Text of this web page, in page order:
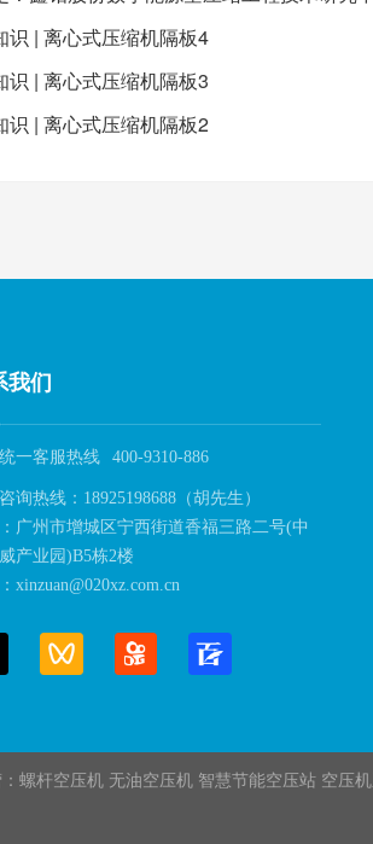
识 | 离心式压缩机隔板4
识 | 离心式压缩机隔板3
识 | 离心式压缩机隔板2
我们
一客服热线 400-9310-886
询热线：18925198688（胡先生）
广州市增城区宁西街道香福三路二号(中
产业园)B5栋2楼
xinzuan@020xz.com.cn
：螺杆空压机 无油空压机 智慧节能空压站 空压